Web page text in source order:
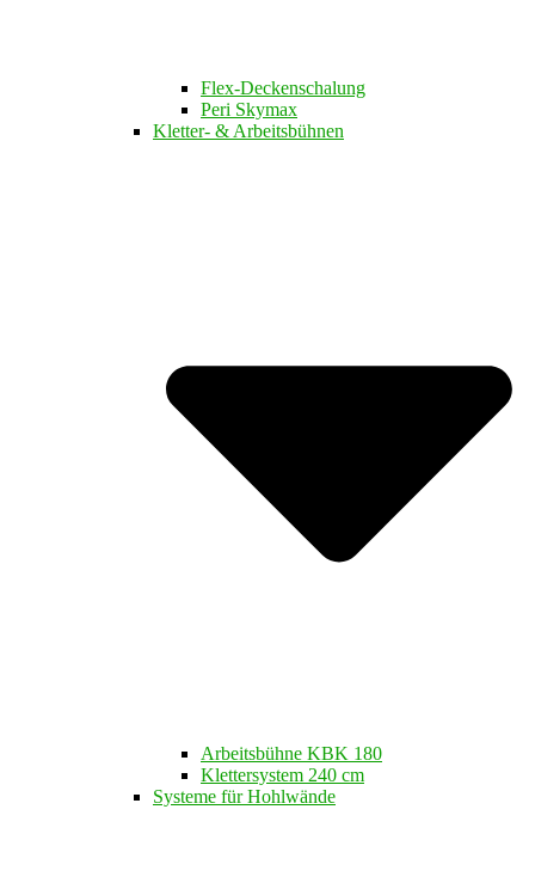
Flex-Deckenschalung
Peri Skymax
Kletter- & Arbeitsbühnen
Arbeitsbühne KBK 180
Klettersystem 240 cm
Systeme für Hohlwände